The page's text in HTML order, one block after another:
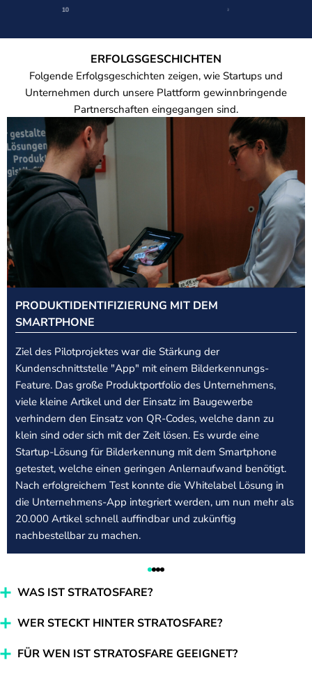
19 5
ERFOLGSGESCHICHTEN
Folgende Erfolgsgeschichten zeigen, wie Startups und
Unternehmen durch unsere Plattform gewinnbringende
Partnerschaften eingegangen sind.
PRODUKTIDENTIFIZIERUNG MIT DEM
SMARTPHONE
Ziel des Pilotprojektes war die Stärkung der
Kundenschnittstelle "App" mit einem Bilderkennungs-
Feature. Das große Produktportfolio des Unternehmens,
viele kleine Artikel und der Einsatz im Baugewerbe
verhindern den Einsatz von QR-Codes, welche dann zu
klein sind oder sich mit der Zeit lösen. Es wurde eine
Startup-Lösung für Bilderkennung mit dem Smartphone
getestet, welche einen geringen Anlernaufwand benötigt.
Nach erfolgreichem Test konnte die Whitelabel Lösung in
die Unternehmens-App integriert werden, um nun mehr als
20.000 Artikel schnell auffindbar und zukünftig
nachbestellbar zu machen.
WAS IST STRATOSFARE?
WER STECKT HINTER STRATOSFARE?
FÜR WEN IST STRATOSFARE GEEIGNET?